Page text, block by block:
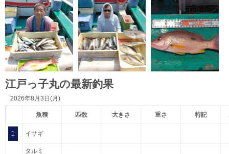
江戸っ子丸の最新釣果
2026年8月3日(月)
魚種 匹数 大きさ 重さ 特記
1 イサギ
タルミ